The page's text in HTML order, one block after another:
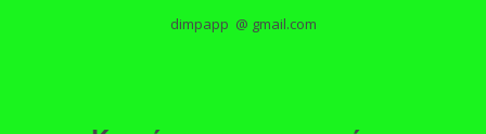
dimpapp @ gmail.com